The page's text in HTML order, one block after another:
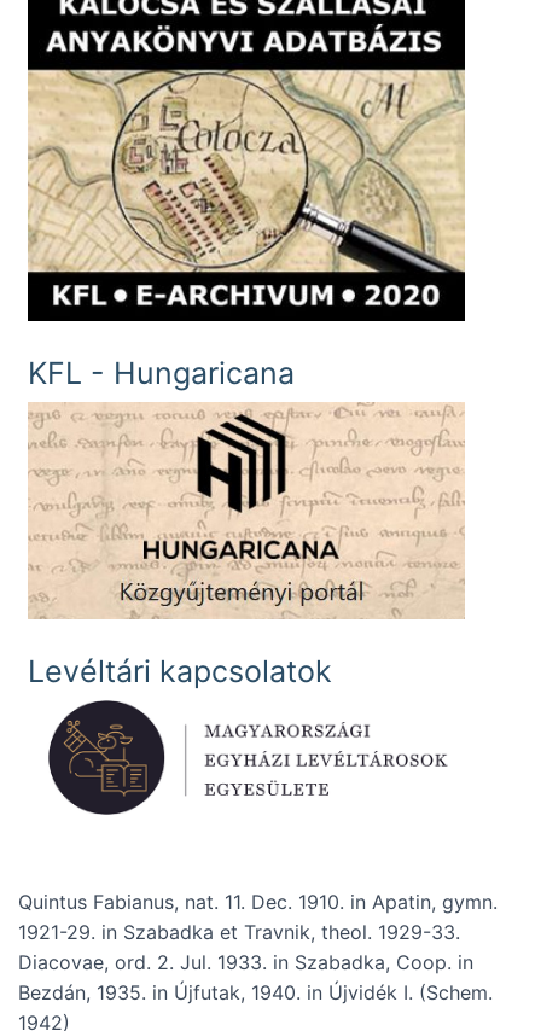
KFL - Hungaricana
Levéltári kapcsolatok
Quintus Fabianus, nat. 11. Dec. 1910. in Apatin, gymn.
1921-29. in Szabadka et Travnik, theol. 1929-33.
Diacovae, ord. 2. Jul. 1933. in Szabadka, Coop. in
Bezdán, 1935. in Újfutak, 1940. in Újvidék I. (Schem.
1942)